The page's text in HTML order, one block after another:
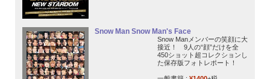
Snow Man Snow Man's Face
Snow Manメンバーの笑顔に大
接近！ 9人の“顔”だけを全
450ショット超コレクションし
た保存版フォトレポート！